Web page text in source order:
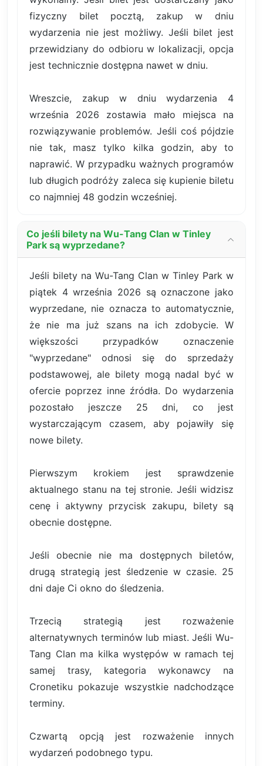
fizyczny bilet pocztą, zakup w dniu
wydarzenia nie jest możliwy. Jeśli bilet jest
przewidziany do odbioru w lokalizacji, opcja
jest technicznie dostępna nawet w dniu.
Wreszcie, zakup w dniu wydarzenia 4
września 2026 zostawia mało miejsca na
rozwiązywanie problemów. Jeśli coś pójdzie
nie tak, masz tylko kilka godzin, aby to
naprawić. W przypadku ważnych programów
lub długich podróży zaleca się kupienie biletu
co najmniej 48 godzin wcześniej.
Co jeśli bilety na Wu-Tang Clan w Tinley
Park są wyprzedane?
Jeśli bilety na Wu-Tang Clan w Tinley Park w
piątek 4 września 2026 są oznaczone jako
wyprzedane, nie oznacza to automatycznie,
że nie ma już szans na ich zdobycie. W
większości przypadków oznaczenie
"wyprzedane" odnosi się do sprzedaży
podstawowej, ale bilety mogą nadal być w
ofercie poprzez inne źródła. Do wydarzenia
pozostało jeszcze 25 dni, co jest
wystarczającym czasem, aby pojawiły się
nowe bilety.
Pierwszym krokiem jest sprawdzenie
aktualnego stanu na tej stronie. Jeśli widzisz
cenę i aktywny przycisk zakupu, bilety są
obecnie dostępne.
Jeśli obecnie nie ma dostępnych biletów,
drugą strategią jest śledzenie w czasie. 25
dni daje Ci okno do śledzenia.
Trzecią strategią jest rozważenie
alternatywnych terminów lub miast. Jeśli Wu-
Tang Clan ma kilka występów w ramach tej
samej trasy, kategoria wykonawcy na
Cronetiku pokazuje wszystkie nadchodzące
terminy.
Czwartą opcją jest rozważenie innych
wydarzeń podobnego typu.